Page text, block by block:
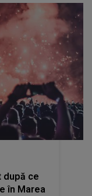
după ce
în Marea